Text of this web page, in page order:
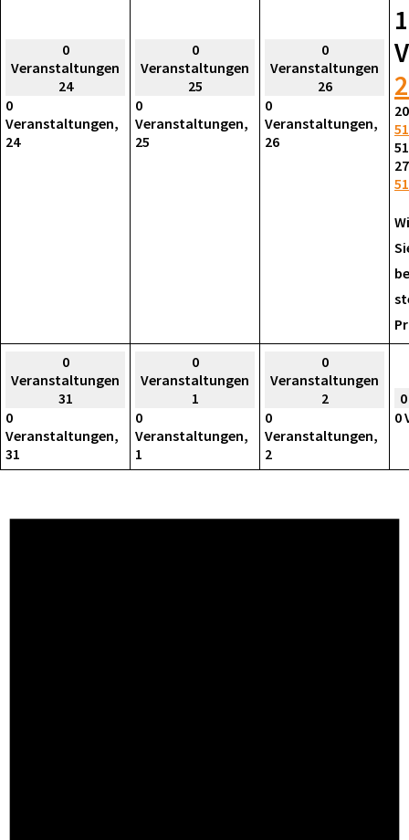
0
Veranstaltungen
24
0
Veranstaltungen,
24
0
Veranstaltungen
25
0
Veranstaltungen,
25
0
Veranstaltungen
26
0
Veranstaltungen,
26
1
0
Veranstaltungen
31
0
Veranstaltungen,
31
0
Veranstaltungen
1
0
Veranstaltungen,
1
0
Veranstaltungen
2
0
Veranstaltungen,
2
0